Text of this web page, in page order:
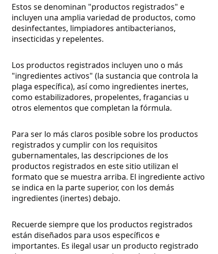
Estos se denominan "productos registrados" e
incluyen una amplia variedad de productos, como
desinfectantes, limpiadores antibacterianos,
insecticidas y repelentes.
Los productos registrados incluyen uno o más
"ingredientes activos" (la sustancia que controla la
plaga específica), así como ingredientes inertes,
como estabilizadores, propelentes, fragancias u
otros elementos que completan la fórmula.
Para ser lo más claros posible sobre los productos
registrados y cumplir con los requisitos
gubernamentales, las descripciones de los
productos registrados en este sitio utilizan el
formato que se muestra arriba. El ingrediente activo
se indica en la parte superior, con los demás
ingredientes (inertes) debajo.
Recuerde siempre que los productos registrados
están diseñados para usos específicos e
importantes. Es ilegal usar un producto registrado